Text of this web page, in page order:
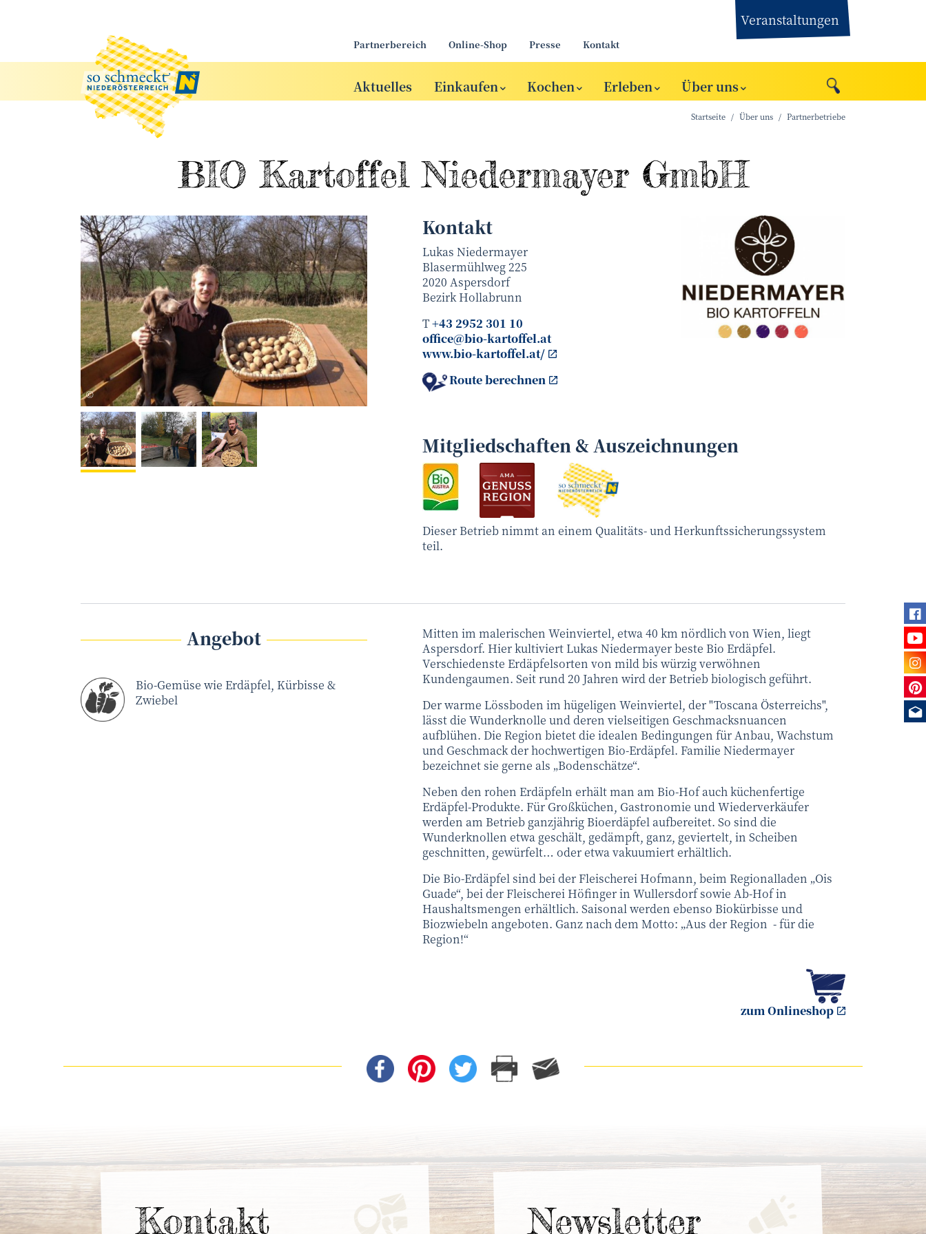
Partnerbereich Online-Shop Presse Kontakt
Veranstaltungen
Aktuelles Einkaufen Kochen Erleben Über uns
Startseite Über uns Partnerbetriebe
BIO Kartoffel Niedermayer GmbH
©Martina Niedermayer Martina Niedermayer
Kontakt
Lukas Niedermayer
Blasermühlweg 225
2020 Aspersdorf
BezirkHollabrunn
T+43 2952 301 10
office@bio-kartoffel.at
www.bio-kartoffel.at/
Route berechnen
Mitgliedschaften & Auszeichnungen
Dieser Betrieb nimmt an einem Qualitäts- und Herkunftssicherungssystem
teil.
Angebot
Bio-Gemüse wie Erdäpfel, Kürbisse &
Zwiebel
Mitten im malerischen Weinviertel, etwa 40 km nördlich von Wien, liegt
Aspersdorf. Hier kultiviert Lukas Niedermayer beste Bio Erdäpfel.
Verschiedenste Erdäpfelsorten von mild bis würzig verwöhnen
Kundengaumen. Seit rund 20 Jahren wird der Betrieb biologisch geführt.
Der warme Lössboden im hügeligen Weinviertel, der "Toscana Österreichs",
lässt die Wunderknolle und deren vielseitigen Geschmacksnuancen
aufblühen. Die Region bietet die idealen Bedingungen für Anbau, Wachstum
und Geschmack der hochwertigen Bio-Erdäpfel. Familie Niedermayer
bezeichnet sie gerne als „Bodenschätze“.
Neben den rohen Erdäpfeln erhält man am Bio-Hof auch küchenfertige
Erdäpfel-Produkte. Für Großküchen, Gastronomie und Wiederverkäufer
werden am Betrieb ganzjährig Bioerdäpfel aufbereitet. So sind die
Wunderknollen etwa geschält, gedämpft, ganz, geviertelt, in Scheiben
geschnitten, gewürfelt… oder etwa vakuumiert erhältlich.
Die Bio-Erdäpfel sind bei der Fleischerei Hofmann, beim Regionalladen „Ois
Guade“, bei der Fleischerei Höfinger in Wullersdorf sowie Ab-Hof in
Haushaltsmengen erhältlich. Saisonal werden ebenso Biokürbisse und
Biozwiebeln angeboten. Ganz nach dem Motto: „Aus der Region - für die
Region!“
zum Onlineshop
News­letter
Kontakt